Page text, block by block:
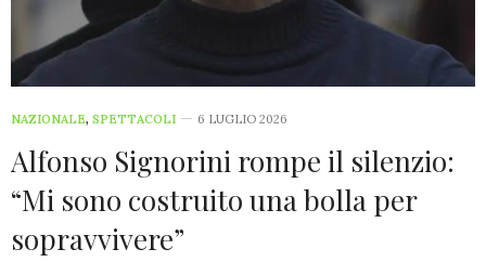
NAZIONALE, SPETTACOLI 6 LUGLIO 2026
Alfonso Signorini rompe il silenzio:
“Mi sono costruito una bolla per
sopravvivere”